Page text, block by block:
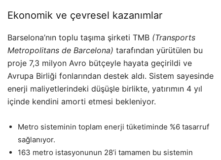
Ekonomik ve çevresel kazanımlar
Barselona’nın toplu taşıma şirketi TMB (Transports
Metropolitans de Barcelona) tarafından yürütülen bu
proje 7,3 milyon Avro bütçeyle hayata geçirildi ve
Avrupa Birliği fonlarından destek aldı. Sistem sayesinde
enerji maliyetlerindeki düşüşle birlikte, yatırımın 4 yıl
içinde kendini amorti etmesi bekleniyor.
Metro sisteminin toplam enerji tüketiminde %6 tasarruf
sağlanıyor.
163 metro istasyonunun 28’i tamamen bu sistemin